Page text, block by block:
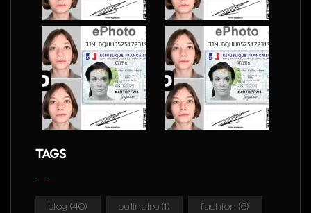
TAGS
blog (40) culinaire (1) fashion (6)